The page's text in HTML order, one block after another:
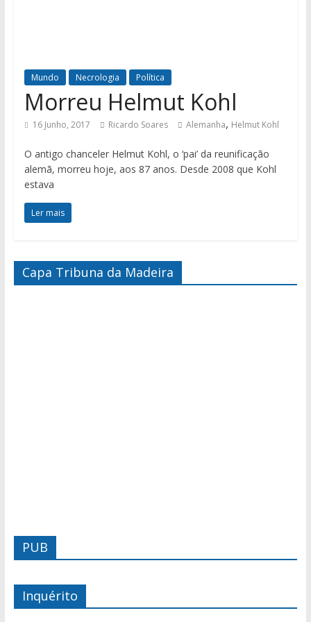
Mundo Necrologia Política
Morreu Helmut Kohl
16 Junho, 2017 Ricardo Soares Alemanha, Helmut Kohl
O antigo chanceler Helmut Kohl, o ‘pai’ da reunificação
alemã, morreu hoje, aos 87 anos. Desde 2008 que Kohl
estava
Ler mais
Capa Tribuna da Madeira
PUB
Inquérito